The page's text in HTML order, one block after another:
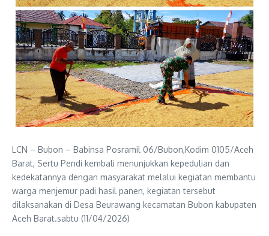
LCN – Bubon – Babinsa Posramil 06/Bubon,Kodim 0105/Aceh
Barat, Sertu Pendi kembali menunjukkan kepedulian dan
kedekatannya dengan masyarakat melalui kegiatan membantu
warga menjemur padi hasil panen, kegiatan tersebut
dilaksanakan di Desa Beurawang kecamatan Bubon kabupaten
Aceh Barat.sabtu (11/04/2026)